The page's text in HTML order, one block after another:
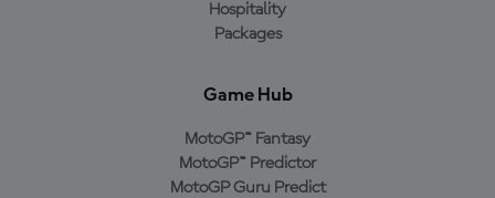
Hospitality
Packages
Game Hub
MotoGP™ Fantasy
MotoGP™ Predictor
MotoGP Guru Predict